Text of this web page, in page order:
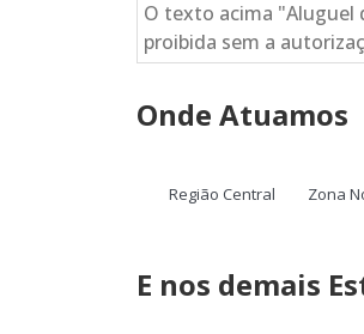
O texto acima "Aluguel
proibida sem a
Onde Atuamos
Região Central Zona
E nos demais